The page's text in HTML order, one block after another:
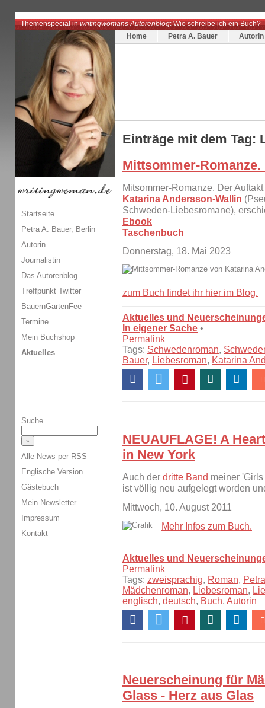
Themenspecial inwritingwomans Autorenblog:Wie schreibe ich ein Buch?
Home
Petra A. Bauer Autorin
Einträge mit dem Tag:
Mittsommer-
Mitsommer-Romanze. Der
Katarina Andersson-Wallin
Schweden-Liebesromane),
Ebook
Taschenbuch
Donnerstag, 18. Mai 2023
zum Buch findet ihr hier im Blog.
Aktuelles und
In eigener Sache •
Permalink
Tags: Schwedenroman,
Bauer, Liebesroman, Katarina
NEUAUFLAGE! A
in New York
Auch der dritte Band meiner
ist völlig neu aufgelegt worden
Mittwoch, 10. August 2011
Mehr Infos zum Buch.
Aktuelles und
Permalink
Tags: zweisprachig, Roman,
Mädchenroman, Liebesroman,
englisch, deutsch, Buch, Autorin
Neuerscheinung für
Glass - Herz aus Glas
Startseite
Petra A. Bauer, Berlin
Autorin
Journalistin
Das Autorenblog
Treffpunkt Twitter
BauernGartenFee
Termine
Mein Buchshop
Aktuelles
Suche
Alle News per RSS
Englische Version
Gästebuch
Mein Newsletter
Impressum
Kontakt